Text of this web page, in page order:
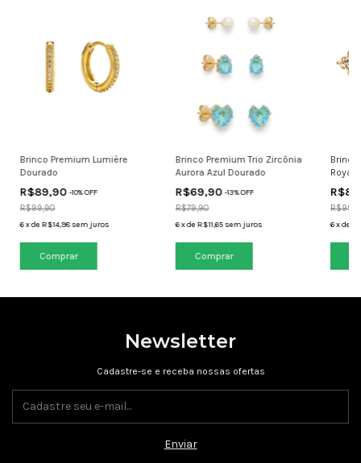
Brinco Premium Lumière
Dourado
R$89,90-10% OFF
R$99,90
6xdeR$14,98sem juros
Brinco Premium Trio Zircônia
Aurora Azul Dourado
R$69,90-13% OFF
R$79,90
6xdeR$11,65 sem juros
Royale
6xde
Newsletter
Cadastre-se e receba nossas ofertas